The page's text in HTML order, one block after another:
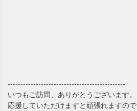
----------------------------------------------
いつもご訪問、ありがとうございます。
応援していただけますと頑張れますので